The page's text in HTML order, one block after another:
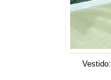
Vestido: